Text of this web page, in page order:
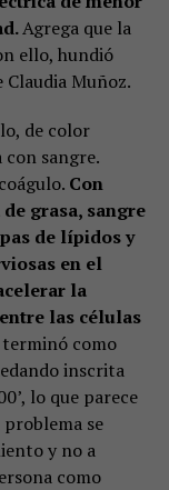
Agrega que la
ello, hundió
Muñoz.
de color
sangre.
Con
grasa, sangre
de lípidos y
en el
la
las células
como
inscrita
lo que parece
se
y no a
como